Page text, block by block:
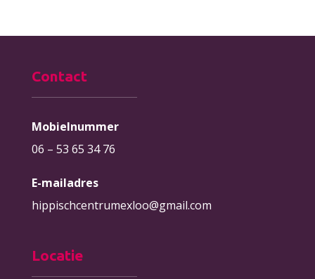
Contact
Mobielnummer
06 – 53 65 34 76
E-mailadres
hippischcentrumexloo@gmail.com
Locatie